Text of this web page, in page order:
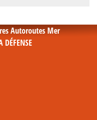
Autoroutes Mer